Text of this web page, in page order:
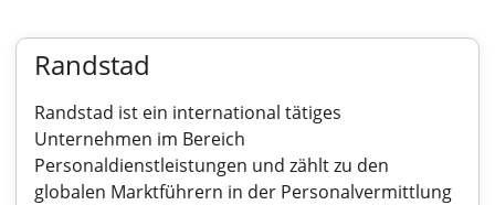
Randstad
Randstad ist ein international tätiges
Unternehmen im Bereich
Personaldienstleistungen und zählt zu den
globalen Marktführern in der Personalvermittlung